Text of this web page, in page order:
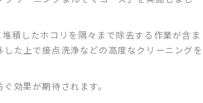
積したホコリを隅々まで除去する作業が含ま
た上で接点洗浄などの高度なクリーニングを
効果が期待されます。